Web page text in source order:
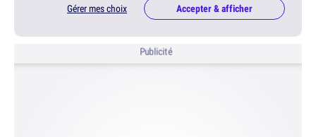
Gérer mes choix Accepter & afficher
Publicité